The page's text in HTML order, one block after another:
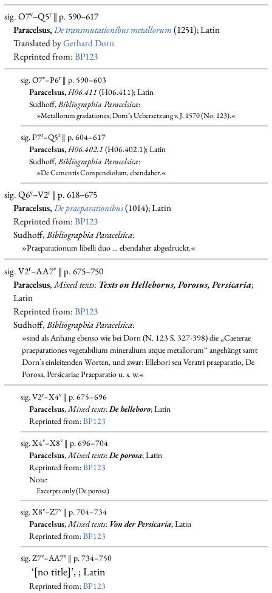
sig. O7v–Q5r‖ p. 590–617
Paracelsus,De transmutationibus metallorum(1251); Latin
Translated byGerhard Dorn
Reprinted from:BP123
sig. O7v–P6r‖ p. 590–603
Paracelsus,H06.411 (H06.411); Latin
Sudhoff,Bibliographia Paracelsica:
»Metallorum gradationes; Dorn’s Uebersetzung v. J. 1570 (No. 123).«
sig. P7r–Q5r‖ p. 604–617
Paracelsus,H06.402.1 (H06.402.1); Latin
Sudhoff,Bibliographia Paracelsica:
»De Cementis Compendiolum, ebendaher.«
sig. Q6v–V2r‖ p. 618–675
Paracelsus,De praeparationibus(1014); Latin
Reprinted from:BP123
Sudhoff,Bibliographia Paracelsica:
»Praeparationum libelli duo ... ebendaher abgedruckt.«
sig. V2r–AA7v‖ p. 675–750
Paracelsus,Mixed texts: Texts on Helleborus, Porosus, Persicaria;
Latin
Reprinted from:BP123
Sudhoff,Bibliographia Paracelsica:
»sind als Anhang ebenso wie bei Dorn (N. 123 S. 327-398) die „Caeterae
praeparationes vegetabilium mineralium atque metallorum“ angehängt samt
Dorn’s einleitenden Worten, und zwar: Ellebori seu Veratri praeparatio, De
Porosa, Persicariae Praeparatio u. s. w.«
sig. V2r–X4v ‖ p. 675–696
Paracelsus,Mixed texts:De helleboro; Latin
Reprinted from:BP123
sig. X4v–X8v ‖ p. 696–704
Paracelsus, Mixed texts: De porosa; Latin
Reprinted from:BP123
Note:
Excerpts only (De porosa)
sig. X8v–Z7v ‖ p. 704–734
Paracelsus,Mixed texts: Von der Persicaria; Latin
Reprinted from:BP123
sig. Z7v–AA7v ‖ p. 734–750
‘[no title]’, ; Latin
Reprinted from:BP123